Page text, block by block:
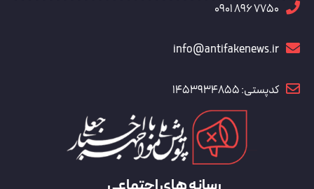
7750 896 0901
info@antifakenews.ir
کدپستی: 1453934855